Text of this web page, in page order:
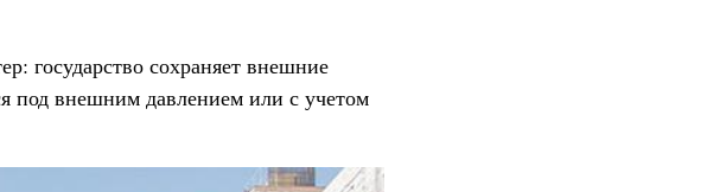
государство сохраняет внешние
под внешним давлением или с учетом